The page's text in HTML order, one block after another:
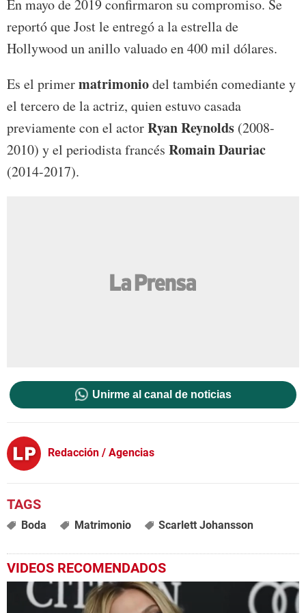
En mayo de 2019 confirmaron su compromiso. Se
reportó que Jost le entregó a la estrella de
Hollywood un anillo valuado en 400 mil dólares.
Es el primermatrimoniodel también comediante y
el tercero de la actriz, quien estuvo casada
previamente con el actorRyan Reynolds (2008-
2010) y el periodista francés Romain Dauriac
(2014-2017).
Unirme al canal de noticias
Redacción / Agencias
Boda Matrimonio Scarlett Johansson
VIDEOS RECOMENDADOS